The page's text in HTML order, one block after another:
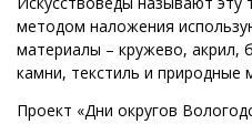
методом наложения
материалы – кружево, акрил,
камни, текстиль и природные
Проект «Дни округов